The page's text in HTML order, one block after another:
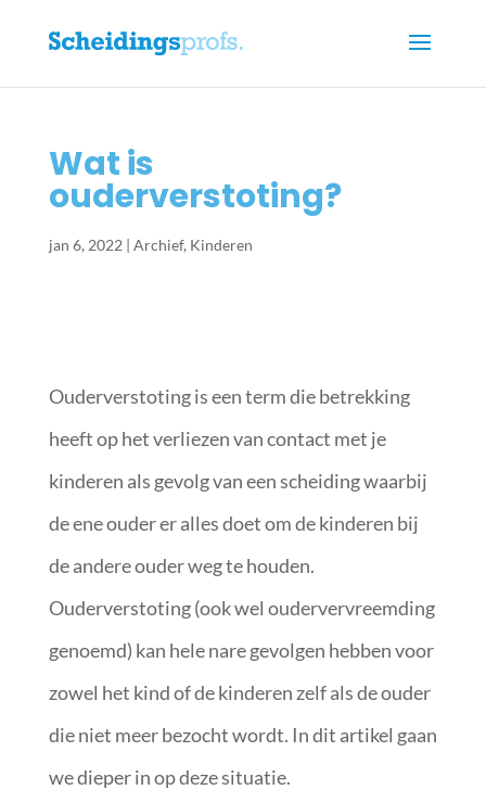
Wat is
ouderverstoting?
jan 6, 2022 | Archief, Kinderen
Ouderverstoting is een term die betrekking
heeft op het verliezen van contact met je
kinderen als gevolg van een scheiding waarbij
de ene ouder er alles doet om de kinderen bij
de andere ouder weg te houden.
Ouderverstoting (ook wel oudervervreemding
genoemd) kan hele nare gevolgen hebben voor
zowel het kind of de kinderen zelf als de ouder
die niet meer bezocht wordt. In dit artikel gaan
we dieper in op deze situatie.